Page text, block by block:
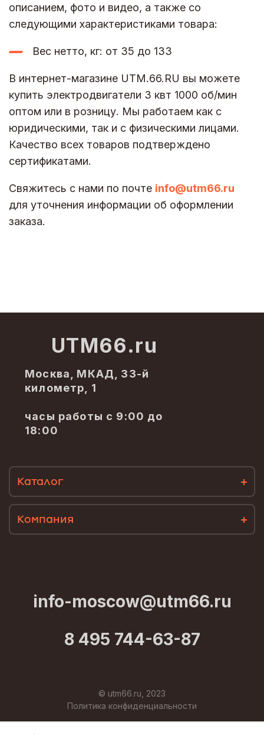
описанием, фото и видео, а также со
следующими характеристиками товара:
Вес нетто, кг: от 35 до 133
В интернет-магазине UTM.66.RU вы можете
купить электродвигатели 3 квт 1000 об/мин
оптом или в розницу. Мы работаем как с
юридическими, так и с физическими лицами.
Качество всех товаров подтверждено
сертификатами.
Свяжитесь с нами по почте info@utm66.ru
для уточнения информации об оформлении
заказа.
UTM66.ru
Москва, МКАД, 33-й
километр, 1
часы работы с 9:00 до
18:00
Каталог
Компания
info-moscow@utm66.ru
8 495 744-63-87
© utm66.ru, 2023
Политика конфиденциальности